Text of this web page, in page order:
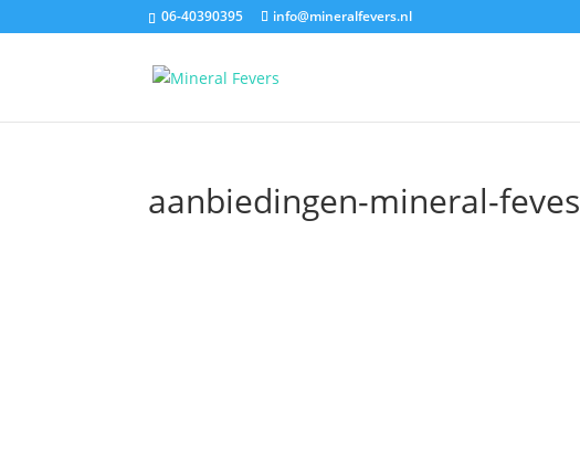
06-40390395 info@mineralfevers.nl
aanbiedingen-mineral-feves